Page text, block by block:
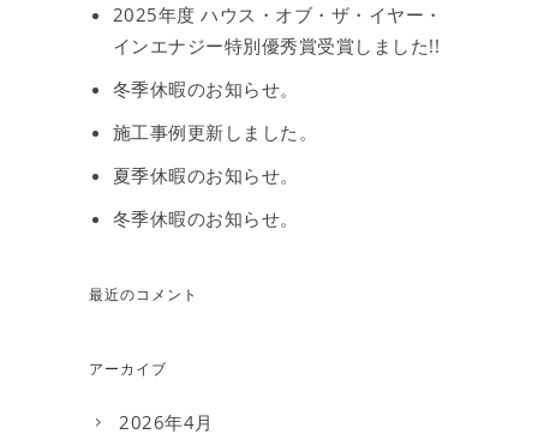
2025年度 ハウス・オブ・ザ・イヤー・
インエナジー特別優秀賞受賞しました!!
冬季休暇のお知らせ。
施工事例更新しました。
夏季休暇のお知らせ。
冬季休暇のお知らせ。
最近のコメント
アーカイブ
2026年4月